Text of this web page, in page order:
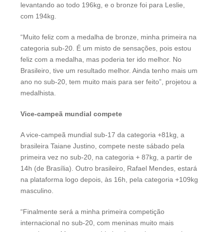
levantando ao todo 196kg, e o bronze foi para Leslie,
com 194kg.
“Muito feliz com a medalha de bronze, minha primeira na
categoria sub-20. É um misto de sensações, pois estou
feliz com a medalha, mas poderia ter ido melhor. No
Brasileiro, tive um resultado melhor. Ainda tenho mais um
ano no sub-20, tem muito mais para ser feito”, projetou a
medalhista.
Vice-campeã mundial compete
A vice-campeã mundial sub-17 da categoria +81kg, a
brasileira Taiane Justino, compete neste sábado pela
primeira vez no sub-20, na categoria + 87kg, a partir de
14h (de Brasília). Outro brasileiro, Rafael Mendes, estará
na plataforma logo depois, às 16h, pela categoria +109kg
masculino.
“Finalmente será a minha primeira competição
internacional no sub-20, com meninas muito mais